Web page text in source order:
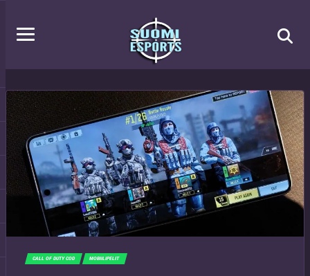
CALL OF DUTY COD MOBIILIPELIT